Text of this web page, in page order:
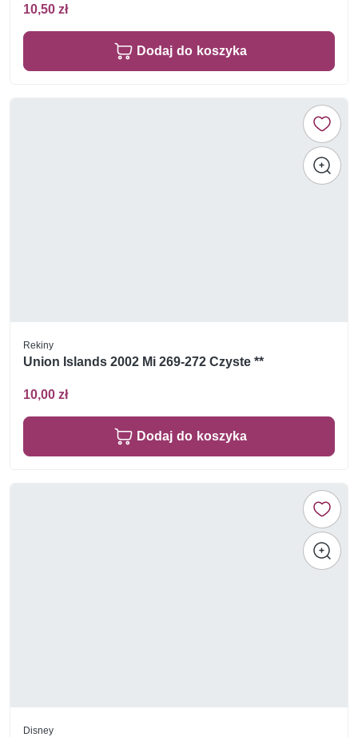
10,50 zł
Dodaj do koszyka
Rekiny
Union Islands 2002 Mi 269-272 Czyste **
10,00 zł
Dodaj do koszyka
Disney